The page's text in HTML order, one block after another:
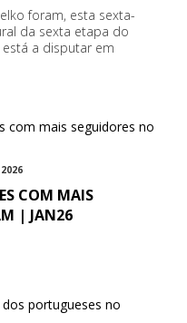
foram, esta sexta-
da sexta etapa do
a disputar em
COM MAIS
| JAN26